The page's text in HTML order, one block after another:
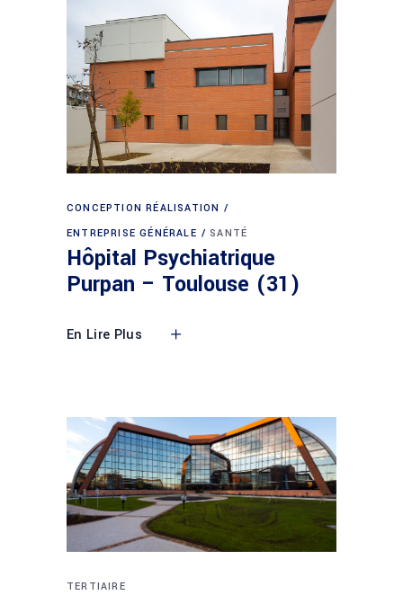
CONCEPTION RÉALISATION
ENTREPRISE GÉNÉRALE
SANTÉ
Hôpital Psychiatrique
Purpan – Toulouse (31)
En Lire Plus
TERTIAIRE